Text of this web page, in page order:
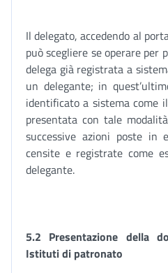
Il delegato, accedendo al
può scegliere se operare per
delega già registrata a
un delegante; in
identificato a sistema come
presentata con tale
successive azioni poste in
censite e registrate come
delegante.
5.2 Presentazione della
Istituti di patronato